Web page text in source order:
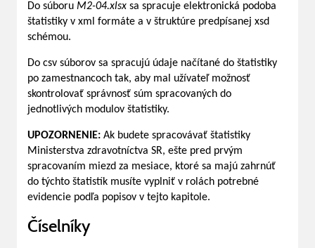
Do súboru M2-04.xlsx sa spracuje elektronická podoba
štatistiky v xml formáte a v štruktúre predpísanej xsd
schémou.
Do csv súborov sa spracujú údaje načítané do štatistiky
po zamestnancoch tak, aby mal užívateľ možnosť
skontrolovať správnosť súm spracovaných do
jednotlivých modulov štatistiky.
UPOZORNENIE: Ak budete spracovávať štatistiky
Ministerstva zdravotníctva SR, ešte pred prvým
spracovaním miezd za mesiace, ktoré sa majú zahrnúť
do týchto štatistík musíte vyplniť v rolách potrebné
evidencie podľa popisov v tejto kapitole.
Číselníky